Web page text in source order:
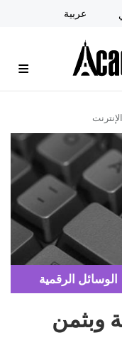
عربية
Catégorie
الوسائل الرقمية
وبثمن